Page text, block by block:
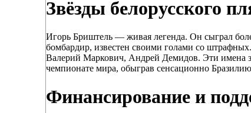
Звёзды белорусского
Игорь Бриштель — живая легенда. Он сыграл
бомбардир, известен своими голами со
Валерий Маркович, Андрей Демидов. Эти имена
чемпионате мира, обыграв сенсационно
Финансирование и